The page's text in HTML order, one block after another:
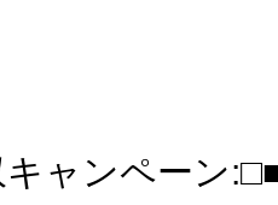
ャンペーン